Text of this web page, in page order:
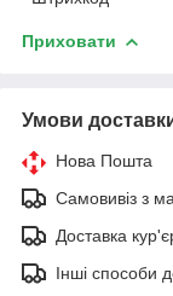
Приховати
Умови
Нова Пошта
Самовивіз з
Доставка
Інші способи